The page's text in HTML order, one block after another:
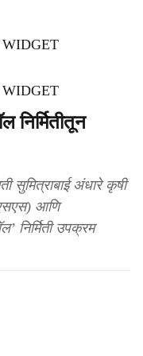
सुमित्राबाई अंधारे कृषी
आणि
निर्मिती उपक्रम